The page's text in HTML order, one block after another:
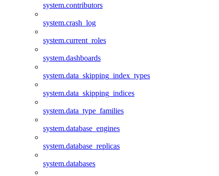
system.contributors
system.crash_log
system.current_roles
system.dashboards
system.data_skipping_index_types
system.data_skipping_indices
system.data_type_families
system.database_engines
system.database_replicas
system.databases